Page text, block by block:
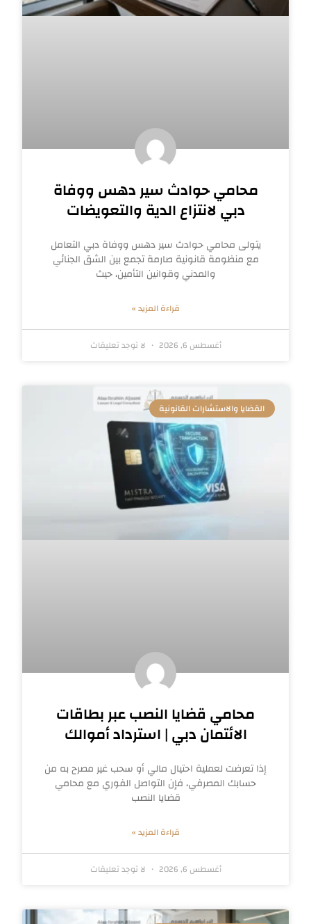
محامي حوادث سير دهس ووفاة
دبي لانتزاع الدية والتعويضات
يتولى محامي حوادث سير دهس ووفاة دبي التعامل
مع منظومة قانونية صارمة تجمع بين الشق الجنائي
والمدني وقوانين التأمين، حيث
قراءة المزيد »
أغسطس 6, 2026 لا توجد تعليقات
القضايا والاستشارات القانونية
محامي قضايا النصب عبر بطاقات
الائتمان دبي | استرداد أموالك
إذا تعرضت لعملية احتيال مالي أو سحب غير مصرح به من
حسابك المصرفي، فإن التواصل الفوري مع محامي
قضايا النصب
قراءة المزيد »
أغسطس 6, 2026 لا توجد تعليقات